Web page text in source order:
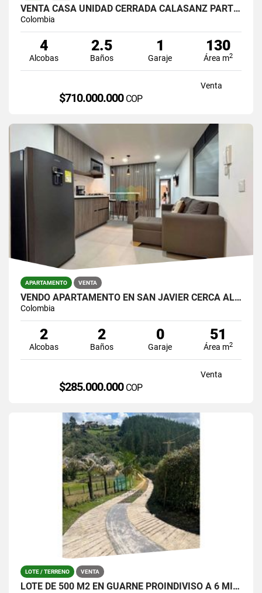
VENTA CASA UNIDAD CERRADA CALASANZ PARTE BAJA
Colombia
4
Alcobas
2.5
Baños
1
Garaje
130
Área m2
Venta
$710.000.000 COP
APARTAMENTO VENTA
VENDO APARTAMENTO EN SAN JAVIER CERCA AL METRO
Colombia
2
Alcobas
2
Baños
0
Garaje
51
Área m2
Venta
$285.000.000 COP
LOTE / TERRENO VENTA
LOTE DE 500 M2 EN GUARNE PROINDIVISO A 6 MINUTOS DE LA AUTOPISTA